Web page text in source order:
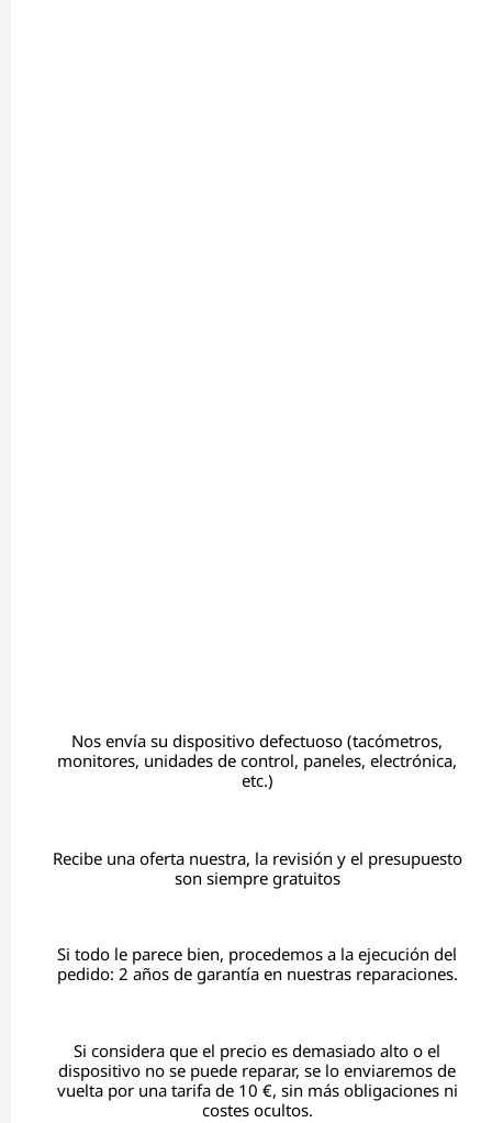
Nos envía su dispositivo defectuoso (tacómetros,
monitores, unidades de control, paneles, electrónica,
etc.)
Recibe una oferta nuestra, la revisión y el presupuesto
son siempre gratuitos
Si todo le parece bien, procedemos a la ejecución del
pedido: 2 años de garantía en nuestras reparaciones.
Si considera que el precio es demasiado alto o el
dispositivo no se puede reparar, se lo enviaremos de
vuelta por una tarifa de 10 €, sin más obligaciones ni
costes ocultos.